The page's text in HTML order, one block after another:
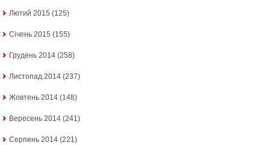
Лютий 2015 (125)
Січень 2015 (155)
Грудень 2014 (258)
Листопад 2014 (237)
Жовтень 2014 (148)
Вересень 2014 (241)
Серпень 2014 (221)